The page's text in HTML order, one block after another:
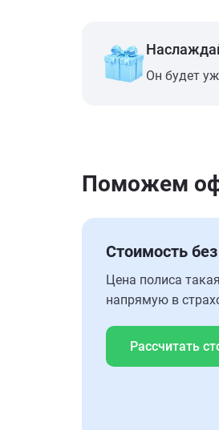
Он будет
Поможем
Стоимость
Цена полиса
напрямую в
Рассчитать